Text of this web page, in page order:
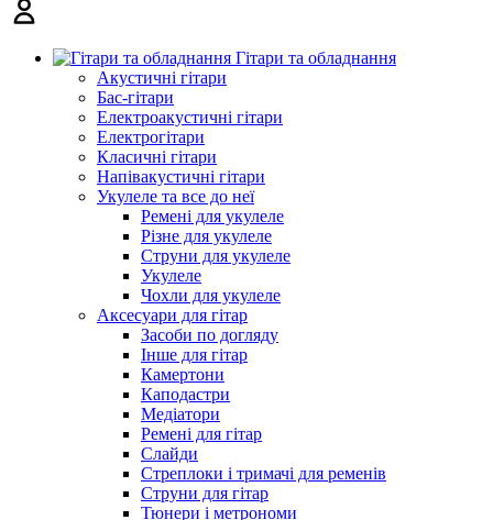
Гітари та обладнання
Акустичні гітари
Бас-гітари
Електроакустичні гітари
Електрогітари
Класичні гітари
Напівакустичні гітари
Укулеле та все до неї
Ремені для укулеле
Різне для укулеле
Струни для укулеле
Укулеле
Чохли для укулеле
Аксесуари для гітар
Засоби по догляду
Інше для гітар
Камертони
Каподастри
Медіатори
Ремені для гітар
Слайди
Стреплоки і тримачі для ременів
Струни для гітар
Тюнери і метрономи